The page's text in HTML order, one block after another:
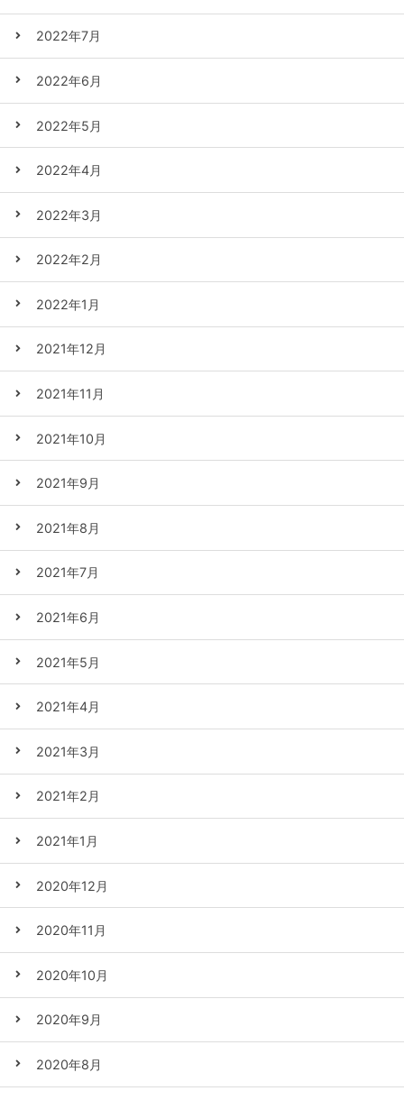
2022年7月
2022年6月
2022年5月
2022年4月
2022年3月
2022年2月
2022年1月
2021年12月
2021年11月
2021年10月
2021年9月
2021年8月
2021年7月
2021年6月
2021年5月
2021年4月
2021年3月
2021年2月
2021年1月
2020年12月
2020年11月
2020年10月
2020年9月
2020年8月